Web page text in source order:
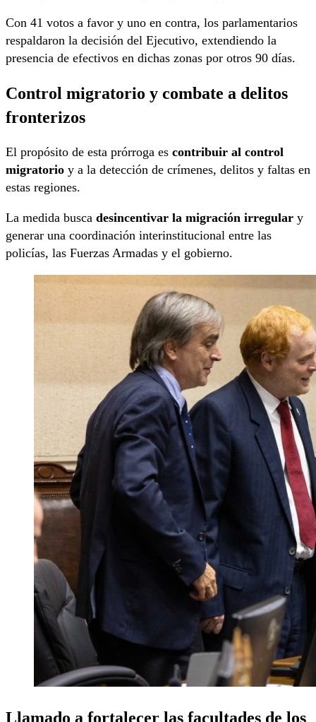
Con 41 votos a favor y uno en contra, los parlamentarios
respaldaron la decisión del Ejecutivo, extendiendo la
presencia de efectivos en dichas zonas por otros 90 días.
Control migratorio y combate a delitos
fronterizos
El propósito de esta prórroga es contribuir al control
migratorio y a la detección de crímenes, delitos y faltas en
estas regiones.
La medida busca desincentivar la migración irregular y
generar una coordinación interinstitucional entre las
policías, las Fuerzas Armadas y el gobierno.
Llamado a fortalecer las facultades de los